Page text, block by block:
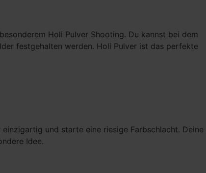
Holi Pulver Shooting. Du kannst bei dem
festgehalten werden. Holi Pulver ist das perfekte
und starte eine riesige Farbschlacht. Deine
Idee.